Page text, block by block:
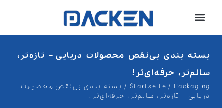
بسته بندی بی‌نقص محصولات دریایی – تازه‌تر،
سالم‌تر، حرفه‌ای‌تر!
Startseite / Packaging
/ بسته بندی بی‌نقص محصولات
دریایی – تازه‌تر، سالم‌تر، حرفه‌ای‌تر!